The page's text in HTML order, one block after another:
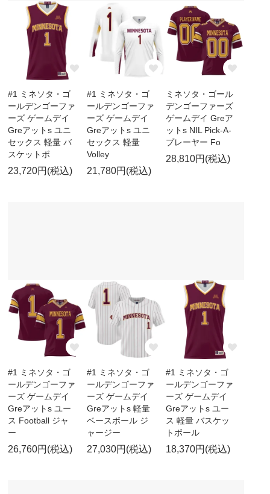
#1 ミネソタ・ゴ
ールデンゴーファ
ーズ ゲームデイ
Greアットs ユニ
セックス 軽量 バ
スケットボ
23,720円(税込)
#1 ミネソタ・ゴ
ールデンゴーファ
ーズ ゲームデイ
Greアットs ユニ
セックス 軽量
Volley
21,780円(税込)
ミネソタ・ゴール
デンゴーファーズ
ゲームデイ Greア
ットs NIL Pick-A-
プレーヤー Fo
28,810円(税込)
#1 ミネソタ・ゴ
ールデンゴーファ
ーズ ゲームデイ
Greアットs ユー
ス Football ジャ
ー
26,760円(税込)
#1 ミネソタ・ゴ
ールデンゴーファ
ーズ ゲームデイ
Greアットs 軽量
ベースボール ジ
ャージー
27,030円(税込)
#1 ミネソタ・ゴ
ールデンゴーファ
ーズ ゲームデイ
Greアットs ユー
ス 軽量 バスケッ
トボール
18,370円(税込)